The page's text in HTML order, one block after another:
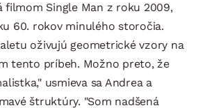
filmom Single Man z roku 2009,
60. rokov minulého storočia.
oživujú geometrické vzory na
tento príbeh. Možno preto, že
usmieva sa Andrea a
štruktúry. "Som nadšená